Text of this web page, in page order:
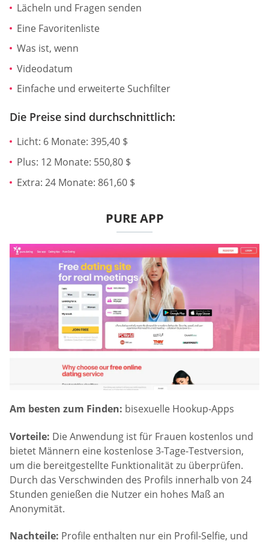
Lächeln und Fragen senden
Eine Favoritenliste
Was ist, wenn
Videodatum
Einfache und erweiterte Suchfilter
Die Preise sind durchschnittlich:
Licht: 6 Monate: 395,40 $
Plus: 12 Monate: 550,80 $
Extra: 24 Monate: 861,60 $
PURE APP
Am besten zum Finden: bisexuelle Hookup-Apps
Vorteile: Die Anwendung ist für Frauen kostenlos und
bietet Männern eine kostenlose 3-Tage-Testversion,
um die bereitgestellte Funktionalität zu überprüfen.
Durch das Verschwinden des Profils innerhalb von 24
Stunden genießen die Nutzer ein hohes Maß an
Anonymität.
Nachteile: Profile enthalten nur ein Profil-Selfie, und